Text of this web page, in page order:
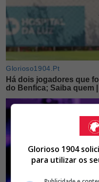
Glorioso 1904
para utilizar os